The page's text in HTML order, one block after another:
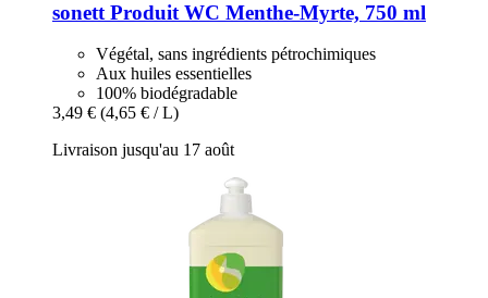
sonett Produit WC Menthe-​Myrte, 750 ml
Végétal, sans ingrédients pétrochimiques
Aux huiles essentielles
100% biodégradable
3,49 € (4,65 € / L)
Livraison jusqu'au 17 août